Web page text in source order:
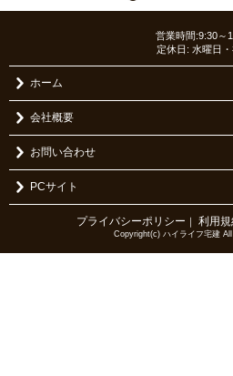
営業時間:9:30～
定休日: 水曜日・
ホーム
会社概要
お問い合わせ
PCサイト
プライバシーポリシー ｜ 利用規
Copyright(c) ハイライフ宅建